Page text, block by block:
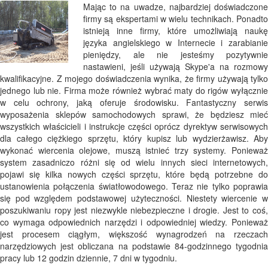
Mając to na uwadze, najbardziej doświadczone
firmy są ekspertami w wielu technikach. Ponadto
istnieją inne firmy, które umożliwiają naukę
języka angielskiego w Internecie i zarabianie
pieniędzy, ale nie jesteśmy pozytywnie
nastawieni, jeśli używają Skype'a na rozmowy
kwalifikacyjne. Z mojego doświadczenia wynika, że ​​firmy używają tylko
jednego lub nie. Firma może również wybrać maty do rigów wyłącznie
w celu ochrony, jaką oferuje środowisku. Fantastyczny serwis
wyposażenia sklepów samochodowych sprawi, że będziesz mieć
wszystkich właścicieli i instrukcje części oprócz dyrektyw serwisowych
dla całego ciężkiego sprzętu, który kupisz lub wydzierżawisz. Aby
wykonać wiercenia olejowe, muszą istnieć trzy systemy. Ponieważ
system zasadniczo różni się od wielu innych sieci internetowych,
pojawi się kilka nowych części sprzętu, które będą potrzebne do
ustanowienia połączenia światłowodowego. Teraz nie tylko poprawia
się pod względem podstawowej użyteczności. Niestety wiercenie w
poszukiwaniu ropy jest niezwykle niebezpieczne i drogie. Jest to coś,
co wymaga odpowiednich narzędzi i odpowiedniej wiedzy. Ponieważ
jest procesem ciągłym, większość wynagrodzeń na rzeczach
narzędziowych jest obliczana na podstawie 84-godzinnego tygodnia
pracy lub 12 godzin dziennie, 7 dni w tygodniu.